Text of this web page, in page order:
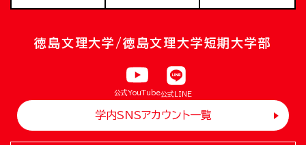
徳島文理大学/徳島文理大学短期大学部
公式YouTube公式LINE
学内SNSアカウント一覧